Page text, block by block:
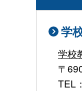
学
学校
〒
TEL